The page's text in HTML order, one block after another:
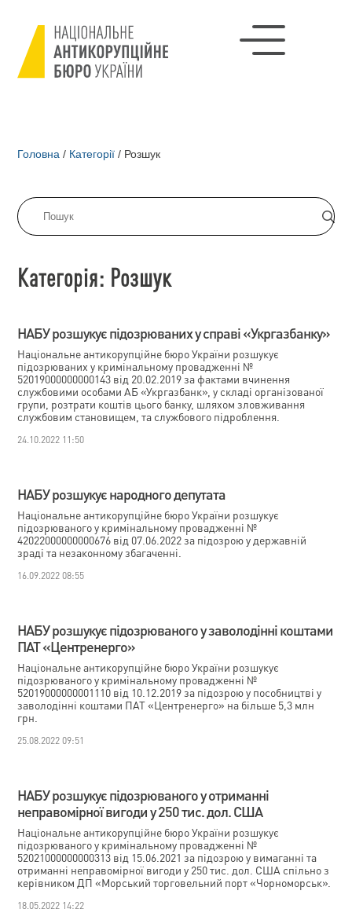
Головна / Категорії / Розшук
Категорія: Розшук
НАБУ розшукує підозрюваних у справі «Укргазбанку»
Національне антикорупційне бюро України розшукує
підозрюваних у кримінальному провадженні №
52019000000000143 від 20.02.2019 за фактами вчинення
службовими особами АБ «Укргазбанк», у складі організованої
групи, розтрати коштів цього банку, шляхом зловживання
службовим становищем, та службового підроблення.
24.10.2022 11:50
НАБУ розшукує народного депутата
Національне антикорупційне бюро України розшукує
підозрюваного у кримінальному провадженні №
42022000000000676 від 07.06.2022 за підозрою у державній
зраді та незаконному збагаченні.
16.09.2022 08:55
НАБУ розшукує підозрюваного у заволодінні коштами
ПАТ «Центренерго»
Національне антикорупційне бюро України розшукує
підозрюваного у кримінальному провадженні №
52019000000001110 від 10.12.2019 за підозрою у пособництві у
заволодінні коштами ПАТ «Центренерго» на більше 5,3 млн
грн.
25.08.2022 09:51
НАБУ розшукує підозрюваного у отриманні
неправомірної вигоди у 250 тис. дол. США
Національне антикорупційне бюро України розшукує
підозрюваного у кримінальному провадженні №
52021000000000313 від 15.06.2021 за підозрою у вимаганні та
отриманні неправомірної вигоди у 250 тис. дол. США спільно з
керівником ДП «Морський торговельний порт «Чорноморськ».
18.05.2022 14:22